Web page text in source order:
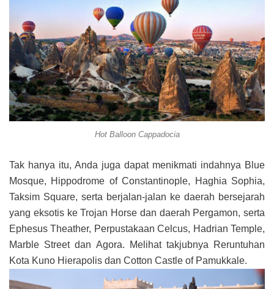
Hot Balloon Cappadocia
Tak hanya itu, Anda juga dapat menikmati indahnya Blue
Mosque, Hippodrome of Constantinople, Haghia Sophia,
Taksim Square, serta berjalan-jalan ke daerah bersejarah
yang eksotis ke Trojan Horse dan daerah Pergamon, serta
Ephesus Theather, Perpustakaan Celcus, Hadrian Temple,
Marble Street dan Agora. Melihat takjubnya Reruntuhan
Kota Kuno Hierapolis dan Cotton Castle of Pamukkale.